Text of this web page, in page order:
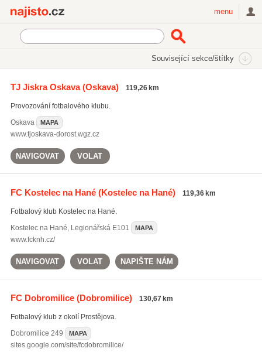
menu
Související sekce/štítky
fotbalové školy(454)
fotbalové kempy
TJ Jiskra Oskava(Oskava) 119,26 km
Provozování fotbalového klubu.
Oskava
MAPA
www.tjoskava-dorost.wgz.cz
NAVIGOVAT VOLAT
FC Kostelec na Hané(Kostelec na Hané) 119,36 km
Fotbalový klub Kostelec na Hané.
Kostelec na Hané, Legionářská E101 MAPA
www.fcknh.cz/
NAVIGOVAT VOLAT NAPIŠTE NÁM
FC Dobromilice(Dobromilice) 130,67 km
Fotbalový klub z okolí Prostějova.
Dobromilice 249 MAPA
sites.google.com/site/fcdobromilice/